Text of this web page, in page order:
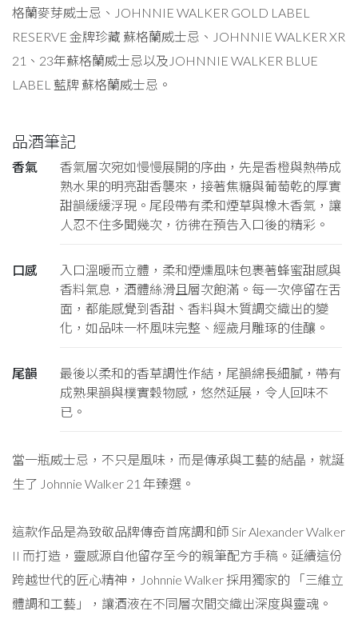
格蘭麥芽威士忌、JOHNNIE WALKER GOLD LABEL
RESERVE 金牌珍藏 蘇格蘭威士忌、JOHNNIE WALKER XR
21、23年蘇格蘭威士忌以及JOHNNIE WALKER BLUE
LABEL 藍牌 蘇格蘭威士忌。
品酒筆記
香氣
香氣層次宛如慢慢展開的序曲，先是香橙與熱帶成
熟水果的明亮甜香襲來，接著焦糖與葡萄乾的厚實
甜韻緩緩浮現。尾段帶有柔和煙草與橡木香氣，讓
人忍不住多聞幾次，彷彿在預告入口後的精彩。
口感
入口溫暖而立體，柔和煙燻風味包裹著蜂蜜甜感與
香料氣息，酒體絲滑且層次飽滿。每一次停留在舌
面，都能感覺到香甜、香料與木質調交織出的變
化，如品味一杯風味完整、經歲月雕琢的佳釀。
尾韻
最後以柔和的香草調性作結，尾韻綿長細膩，帶有
成熟果韻與樸實穀物感，悠然延展，令人回味不
已。
當一瓶威士忌，不只是風味，而是傳承與工藝的結晶，就誕
生了 Johnnie Walker 21 年臻選。
這款作品是為致敬品牌傳奇首席調和師 Sir Alexander Walker
II 而打造，靈感源自他留存至今的親筆配方手稿。延續這份
跨越世代的匠心精神，Johnnie Walker 採用獨家的 「三維立
體調和工藝」，讓酒液在不同層次間交織出深度與靈魂。